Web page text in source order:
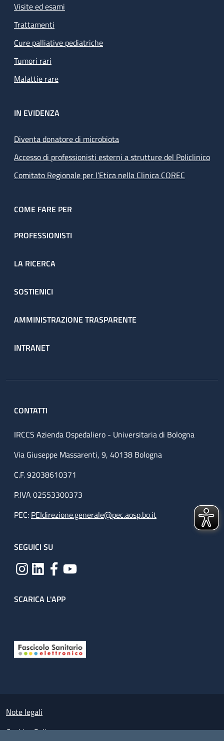
Visite ed esami
Trattamenti
Cure palliative pediatriche
Tumori rari
Malattie rare
IN EVIDENZA
Diventa donatore di microbiota
Accesso di professionisti esterni a strutture del Policlinico
Comitato Regionale per l’Etica nella Clinica COREC
COME FARE PER
PROFESSIONISTI
LA RICERCA
SOSTIENICI
AMMINISTRAZIONE TRASPARENTE
INTRANET
CONTATTI
IRCCS Azienda Ospedaliero - Universitaria di Bologna
Via Giuseppe Massarenti, 9, 40138 Bologna
C.F. 92038610371
P.IVA 02553300373
PEC: PEIdirezione.generale@pec.aosp.bo.it
SEGUICI SU
SCARICA L'APP
Small prints
Note legali
Cookies Policy